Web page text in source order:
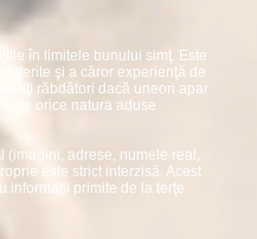
în limitele bunului simţ. Este
diferite şi a căror experienţă de
fiţi răbdători dacă uneori apar
de orice natura aduse
adrese, numele real,
este strict interzisă. Acest
informaţii primite de la terţe